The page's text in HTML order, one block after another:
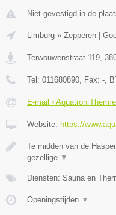
Niet gevestigd in de
Limburg » Zepperen |
Terwouwenstraat 119
Tel: 011680890 , Fax: - ,
E-mail › Aquatron
Website: https://
Te midden van de
gezellige ▼
Diensten: Sauna en
Openingstijden ▼